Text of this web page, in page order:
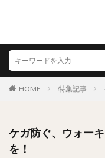
HOME 特集記事
ケガ防ぐ、ウォー
を！